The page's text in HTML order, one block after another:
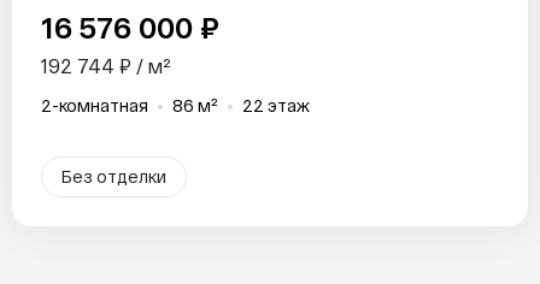
16 576 000 ₽
192 744 ₽ / м²
2-комнатная 86 м² 22 этаж
Без отделки